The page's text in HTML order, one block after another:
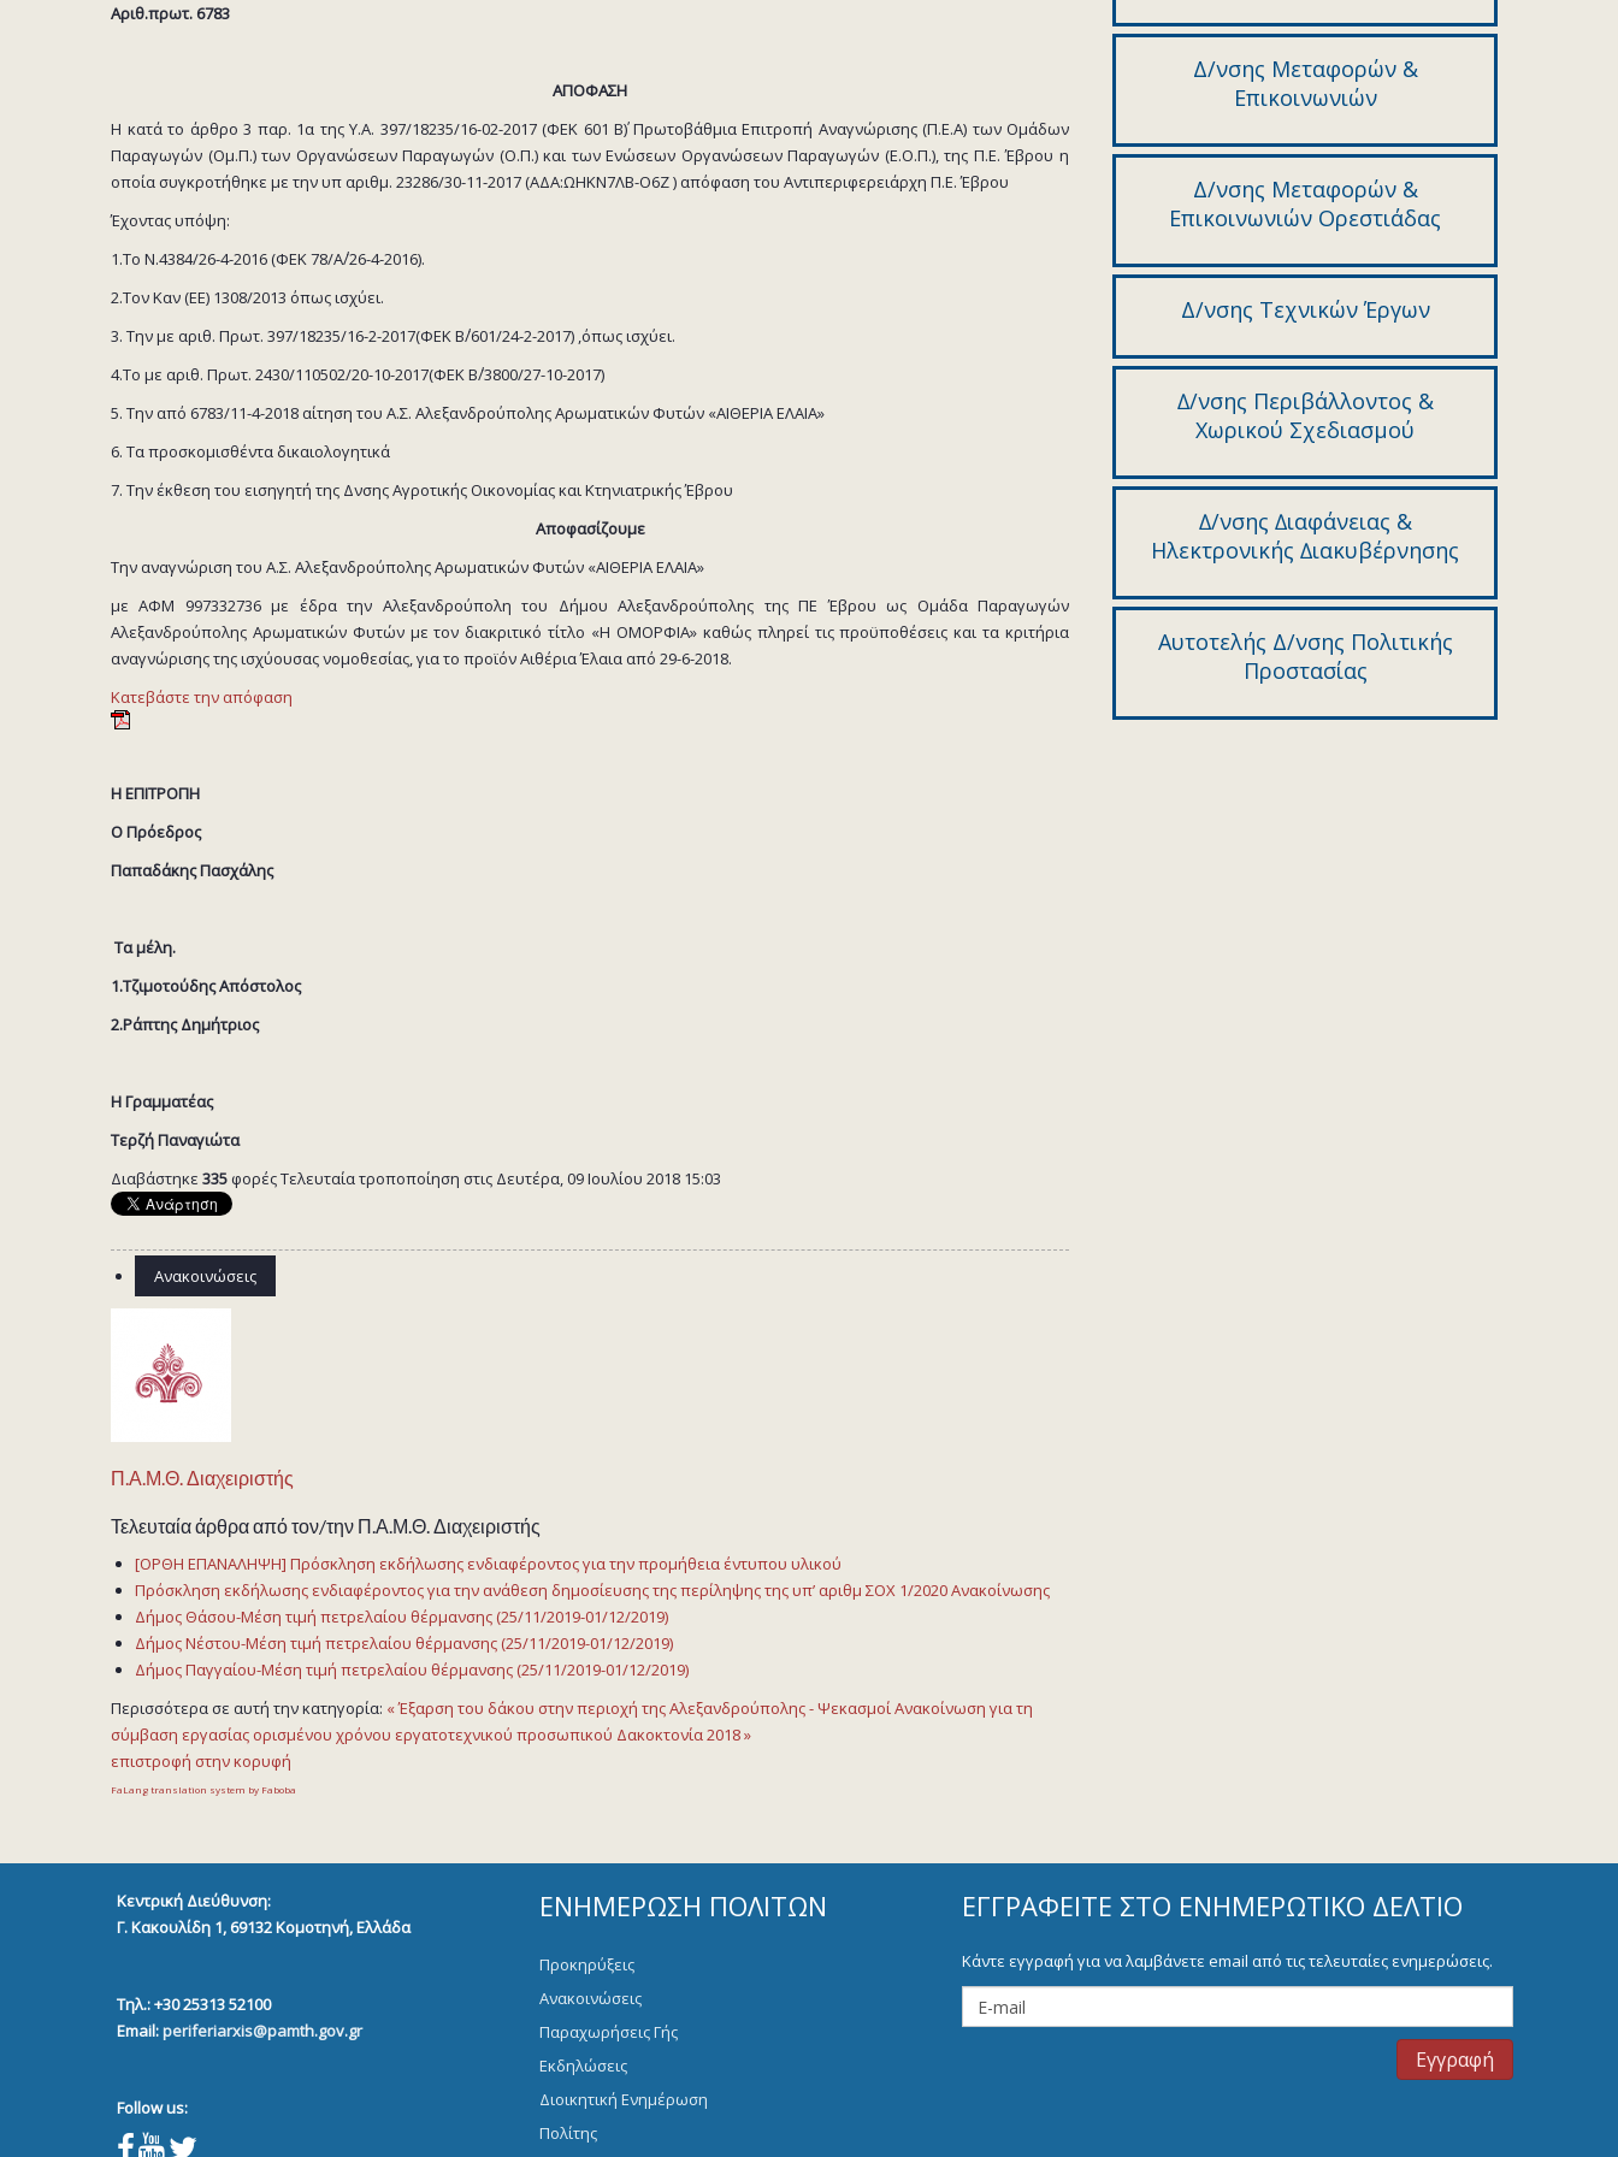
Αριθ.πρωτ. 6783
ΑΠΟΦΑΣΗ
Η κατά το άρθρο 3 παρ. 1α της Υ.Α. 397/18235/16-02-2017 (ΦΕΚ 601 Β΄) Πρωτοβάθμια Επιτροπή Αναγνώρισης (Π.Ε.Α) των Ομάδων
Παραγωγών (Ομ.Π.) των Οργανώσεων Παραγωγών (Ο.Π.) και των Ενώσεων Οργανώσεων Παραγωγών (Ε.Ο.Π.), της Π.Ε. Έβρου η
οποία συγκροτήθηκε με την υπ αριθμ. 23286/30-11-2017 (ΑΔΑ:ΩΗΚΝ7ΛΒ-Ο6Ζ ) απόφαση του Αντιπεριφερειάρχη Π.Ε. Έβρου
Έχοντας υπόψη:
1.Το Ν.4384/26-4-2016 (ΦΕΚ 78/Α΄/26-4-2016).
2.Τον Καν (ΕΕ) 1308/2013 όπως ισχύει.
3. Την με αριθ. Πρωτ. 397/18235/16-2-2017(ΦΕΚ Β΄/601/24-2-2017) ,όπως ισχύει.
4.Το με αριθ. Πρωτ. 2430/110502/20-10-2017(ΦΕΚ Β΄/3800/27-10-2017)
5. Την από 6783/11-4-2018 αίτηση του Α.Σ. Αλεξανδρούπολης Αρωματικών Φυτών «ΑΙΘΕΡΙΑ ΕΛΑΙΑ»
6. Τα προσκομισθέντα δικαιολογητικά
7. Την έκθεση του εισηγητή της Δνσης Αγροτικής Οικονομίας και Κτηνιατρικής Έβρου
Αποφασίζουμε
Την αναγνώριση του Α.Σ. Αλεξανδρούπολης Αρωματικών Φυτών «ΑΙΘΕΡΙΑ ΕΛΑΙΑ»
με ΑΦΜ 997332736 με έδρα την Αλεξανδρούπολη του Δήμου Αλεξανδρούπολης της ΠΕ Έβρου ως Ομάδα Παραγωγών
Αλεξανδρούπολης Αρωματικών Φυτών με τον διακριτικό τίτλο «Η ΟΜΟΡΦΙΑ» καθώς πληρεί τις προϋποθέσεις και τα κριτήρια
αναγνώρισης της ισχύουσας νομοθεσίας, για το προϊόν Αιθέρια Έλαια από 29-6-2018.
Κατεβάστε την απόφαση
Η ΕΠΙΤΡΟΠΗ
O Πρόεδρος
Παπαδάκης Πασχάλης
Τα μέλη.
1.Τζιμοτούδης Απόστολος
2.Ράπτης Δημήτριος
Η Γραμματέας
Τερζή Παναγιώτα
Διαβάστηκε 335φορέςΤελευταία τροποποίηση στις Δευτέρα, 09 Ιουλίου 2018 15:03
Ανακοινώσεις
Π.Α.Μ.Θ. Διαχειριστής
Τελευταία άρθρα από τον/την Π.Α.Μ.Θ. Διαχειριστής
[ΟΡΘΗ ΕΠΑΝΑΛΗΨΗ] Πρόσκληση εκδήλωσης ενδιαφέροντος για την προμήθεια έντυπου υλικού
Πρόσκληση εκδήλωσης ενδιαφέροντος για την ανάθεση δημοσίευσης της περίληψης της υπ’ αριθμ ΣΟΧ 1/2020 Ανακοίνωσης
Δήμος Θάσου-Μέση τιμή πετρελαίου θέρμανσης (25/11/2019-01/12/2019)
Δήμος Νέστου-Μέση τιμή πετρελαίου θέρμανσης (25/11/2019-01/12/2019)
Δήμος Παγγαίου-Μέση τιμή πετρελαίου θέρμανσης (25/11/2019-01/12/2019)
Περισσότερα σε αυτή την κατηγορία: « Έξαρση του δάκου στην περιοχή της Αλεξανδρούπολης - ΨεκασμοίΑνακοίνωση για τη
σύμβαση εργασίας ορισμένου χρόνου εργατοτεχνικού προσωπικού Δακοκτονία 2018 »
επιστροφή στην κορυφή
FaLang translation system by Faboba
Δ/νσης Μεταφορών &
Επικοινωνιών
Δ/νσης Μεταφορών &
Επικοινωνιών Ορεστιάδας
Δ/νσης Τεχνικών Έργων
∆/νσης Περιβάλλοντος &
Χωρικού Σχεδιασµού
∆/νσης ∆ιαφάνειας &
Ηλεκτρονικής ∆ιακυβέρνησης
Αυτοτελής Δ/νσης Πολιτικής
Προστασίας
Κεντρική Διεύθυνση:
Γ. Κακουλίδη 1, 69132Κομοτηνή, Ελλάδα
Τηλ.: +30 25313 52100
Email:periferiarxis@pamth.gov.gr
Follow us:
ΕΝΗΜΈΡΩΣΗ ΠΟΛΙΤΏΝ
Προκηρύξεις
Ανακοινώσεις
Παραχωρήσεις Γής
Εκδηλώσεις
Διοικητική Ενημέρωση
Πολίτης
ΕΓΓΡΑΦΕΊΤΕ ΣΤΟ ΕΝΗΜΕΡΩΤΙΚΌ ΔΕΛΤΊΟ
Κάντε εγγραφή για να λαμβάνετε email από τις τελευταίες ενημερώσεις.